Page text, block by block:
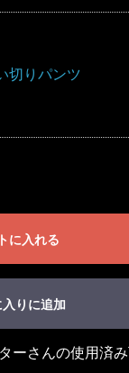
切りパンツ
に入れる
入りに追加
ーさんの使用済み